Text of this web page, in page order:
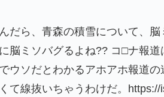
だら、青森の積雪について、脳
脳ミソバグるよね?? コ□ナ報道
ウソだとわかるアホアホ報道の
て線抜いちゃうわけだ。https://